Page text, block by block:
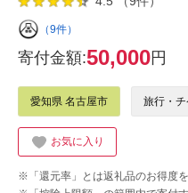
（9件）
寄付金額:50,000円
愛知県 名古屋市 旅行・
お気に入り
※「還元率」とは返礼品のお得度